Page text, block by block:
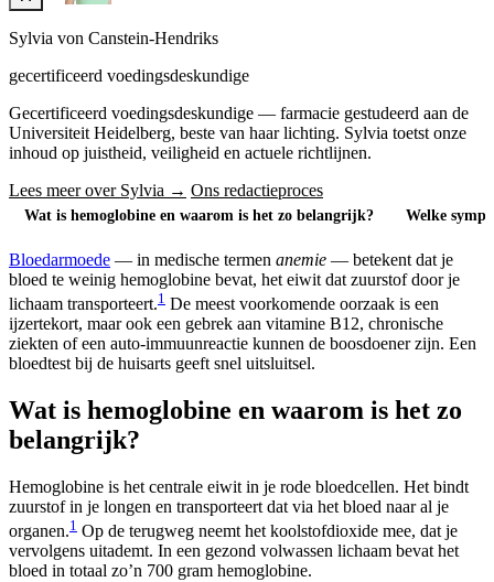
Sylvia von Canstein-Hendriks
gecertificeerd voedingsdeskundige
Gecertificeerd voedingsdeskundige — farmacie gestudeerd aan de
Universiteit Heidelberg, beste van haar lichting. Sylvia toetst onze
inhoud op juistheid, veiligheid en actuele richtlijnen.
Lees meer over Sylvia → Ons redactieproces
Wat is hemoglobine en waarom is het zo belangrijk? Welke
Bloedarmoede — in medische termen anemie — betekent dat je
bloed te weinig hemoglobine bevat, het eiwit dat zuurstof door je
lichaam transporteert.1 De meest voorkomende oorzaak is een
ijzertekort, maar ook een gebrek aan vitamine B12, chronische
ziekten of een auto-immuunreactie kunnen de boosdoener zijn. Een
bloedtest bij de huisarts geeft snel uitsluitsel.
Wat is hemoglobine en waarom is het zo
belangrijk?
Hemoglobine is het centrale eiwit in je rode bloedcellen. Het bindt
zuurstof in je longen en transporteert dat via het bloed naar al je
organen.1 Op de terugweg neemt het koolstofdioxide mee, dat je
vervolgens uitademt. In een gezond volwassen lichaam bevat het
bloed in totaal zo’n 700 gram hemoglobine.